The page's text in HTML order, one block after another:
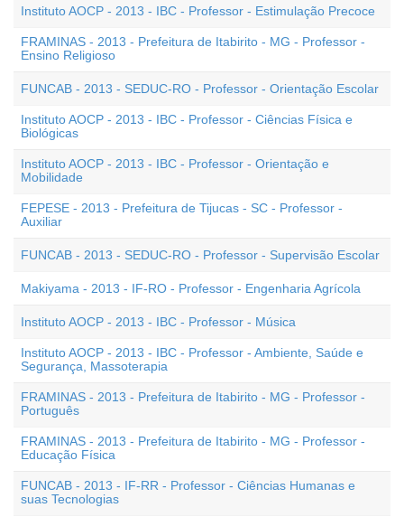
Instituto AOCP - 2013 - IBC - Professor - Estimulação Precoce
FRAMINAS - 2013 - Prefeitura de Itabirito - MG - Professor -
Ensino Religioso
FUNCAB - 2013 - SEDUC-RO - Professor - Orientação Escolar
Instituto AOCP - 2013 - IBC - Professor - Ciências Física e
Biológicas
Instituto AOCP - 2013 - IBC - Professor - Orientação e
Mobilidade
FEPESE - 2013 - Prefeitura de Tijucas - SC - Professor -
Auxiliar
FUNCAB - 2013 - SEDUC-RO - Professor - Supervisão Escolar
Makiyama - 2013 - IF-RO - Professor - Engenharia Agrícola
Instituto AOCP - 2013 - IBC - Professor - Música
Instituto AOCP - 2013 - IBC - Professor - Ambiente, Saúde e
Segurança, Massoterapia
FRAMINAS - 2013 - Prefeitura de Itabirito - MG - Professor -
Português
FRAMINAS - 2013 - Prefeitura de Itabirito - MG - Professor -
Educação Física
FUNCAB - 2013 - IF-RR - Professor - Ciências Humanas e
suas Tecnologias